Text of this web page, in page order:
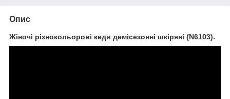
Опис
Жіночі різнокольорові кеди демісезонні шкіряні (N6103).